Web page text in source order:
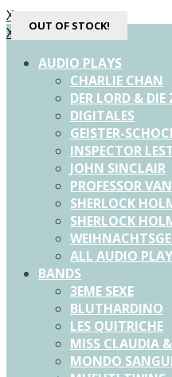
X
X
AUDIO PLAYS
CHARLIE CHAN
DER LORD & DIE
DIGITALES
GEISTER-
INSPECTOR
JOHN SINCLAIR
PROFESSOR
SHERLOCK
SHERLOCK
ALL AUDIO
BANDS
3EME SEXE
BLUTHARDINO
LES QUITRICHE
MISS CLAUDIA
MONDO
OUT OF STOCK!
OUT OF STOCK!